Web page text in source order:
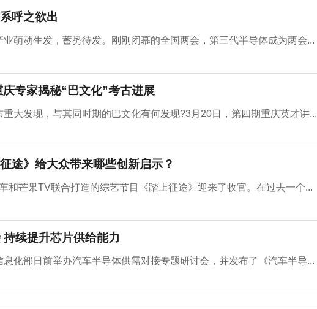
呼之欲出
萌动生发，蓄势待发。刚刚闭幕的全国两会，第三代半导体成为两会...
专家揭秘“巴文化”考古进展
大发现，与其同时期的巴文化有何发现?3月20日，第四期重庆英才讲...
途》给大众带来哪些创新启示？
和芒果TV联合打造的综艺节目《踏上征途》迎来了收官。在过去一个...
续提升芯片供给能力
化部日前举办汽车半导体供需对接专题研讨会，并发布了《汽车半导...